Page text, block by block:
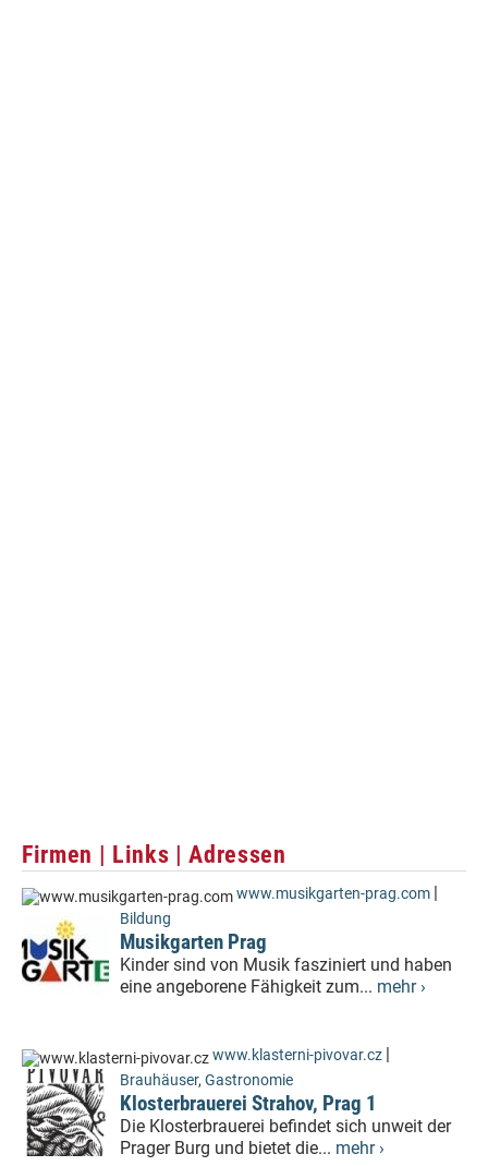
Firmen | Links | Adressen
www.musikgarten-prag.com |
Bildung
Musikgarten Prag
Kinder sind von Musik fasziniert und haben
eine angeborene Fähigkeit zum... mehr ›
www.klasterni-pivovar.cz |
Brauhäuser, Gastronomie
Klosterbrauerei Strahov, Prag 1
Die Klosterbrauerei befindet sich unweit der
Prager Burg und bietet die... mehr ›